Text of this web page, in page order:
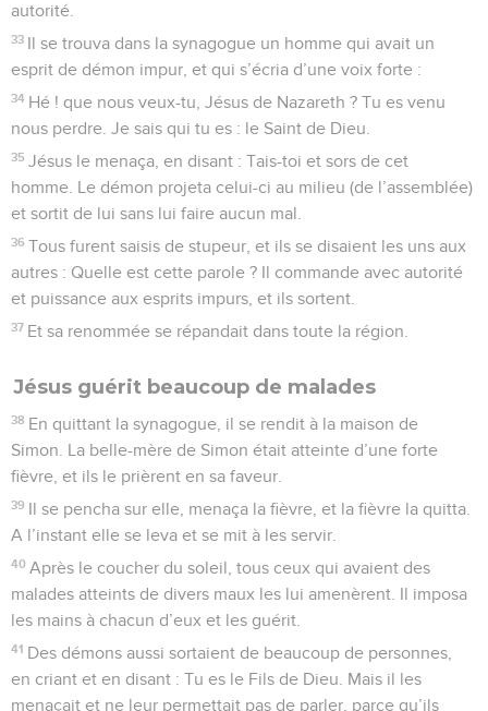
autorité.
33 Il se trouva dans la synagogue un homme qui avait un
esprit de démon impur, et qui s’écria d’une voix forte :
34 Hé ! que nous veux-tu, Jésus de Nazareth ? Tu es venu
nous perdre. Je sais qui tu es : le Saint de Dieu.
35 Jésus le menaça, en disant : Tais-toi et sors de cet
homme. Le démon projeta celui-ci au milieu (de l’assemblée)
et sortit de lui sans lui faire aucun mal.
36 Tous furent saisis de stupeur, et ils se disaient les uns aux
autres : Quelle est cette parole ? Il commande avec autorité
et puissance aux esprits impurs, et ils sortent.
37 Et sa renommée se répandait dans toute la région.
Jésus guérit beaucoup de malades
38 En quittant la synagogue, il se rendit à la maison de
Simon. La belle-mère de Simon était atteinte d’une forte
fièvre, et ils le prièrent en sa faveur.
39 Il se pencha sur elle, menaça la fièvre, et la fièvre la quitta.
A l’instant elle se leva et se mit à les servir.
40 Après le coucher du soleil, tous ceux qui avaient des
malades atteints de divers maux les lui amenèrent. Il imposa
les mains à chacun d’eux et les guérit.
41 Des démons aussi sortaient de beaucoup de personnes,
en criant et en disant : Tu es le Fils de Dieu. Mais il les
menaçait et ne leur permettait pas de parler, parce qu’ils